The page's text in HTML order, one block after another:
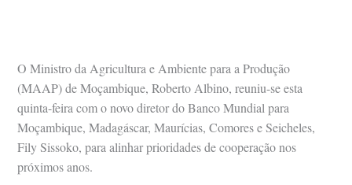
O Ministro da Agricultura e Ambiente para a Produção
(MAAP) de Moçambique, Roberto Albino, reuniu-se esta
quinta-feira com o novo diretor do Banco Mundial para
Moçambique, Madagáscar, Maurícias, Comores e Seicheles,
Fily Sissoko, para alinhar prioridades de cooperação nos
próximos anos.